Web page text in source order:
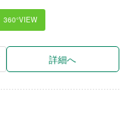
360°VIEW
詳細へ